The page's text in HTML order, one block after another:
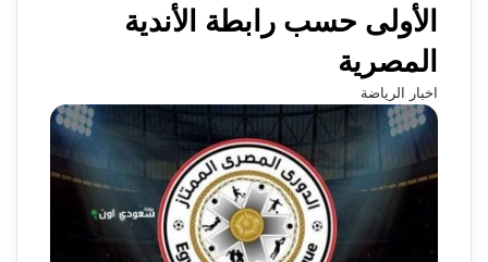
الأولى حسب رابطة الأندية
المصرية
اخبار الرياضة